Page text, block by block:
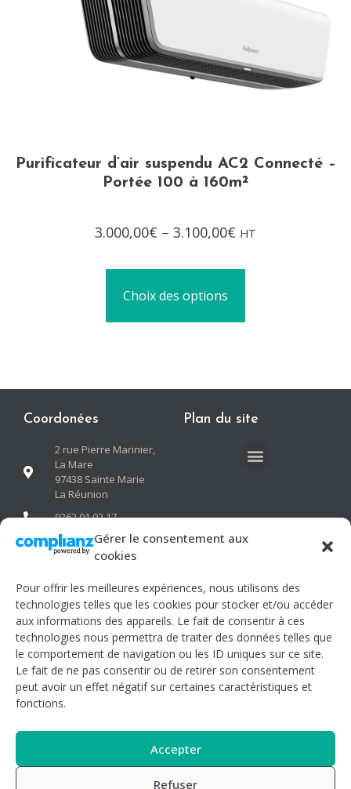
Gérer le consentement aux
cookies
Pour offrir les meilleures expériences, nous utilisons des
technologies telles que les cookies pour stocker et/ou accéder
aux informations des appareils. Le fait de consentir à ces
technologies nous permettra de traiter des données telles que
le comportement de navigation ou les ID uniques sur ce site.
Le fait de ne pas consentir ou de retirer son consentement
peut avoir un effet négatif sur certaines caractéristiques et
fonctions.
Accepter
Refuser
Purificateur d’air suspendu AC2 Connecté –
Portée 100 à 160m²
0
3.000,00€ – 3.100,00€ HT
Choix des options
Coordonées
2 rue Pierre Marinier,
La Mare
97438 Sainte Marie
La Réunion
0262 01 02 17
contact@neogreen-
oi.com
Plan du site
Informations
Mentions légales
Conditions générales de
vente
Livraison
Suivez-nous
Facebook
Linkedin
Instagram